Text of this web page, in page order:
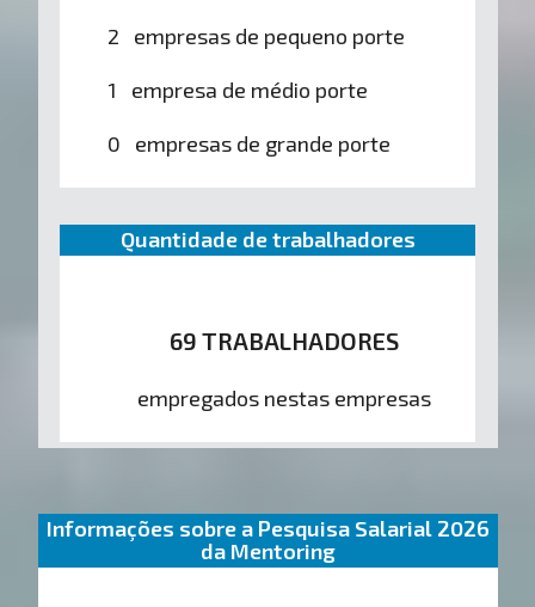
2 empresas de pequeno porte
1 empresa de médio porte
0 empresas de grande porte
Quantidade de trabalhadores
69 TRABALHADORES
empregados nestas empresas
Informações sobre a Pesquisa Salarial 2026
da Mentoring